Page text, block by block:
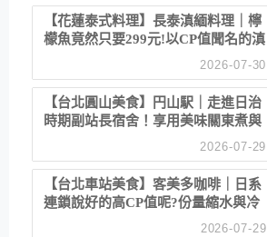
【花蓮泰式料理】長泰滇緬料理｜檸
檬魚竟然只要299元!以CP值聞名的滇
2026-07-30
【台北圓山美食】円山駅｜走進日治
時期副站長宿舍！享用美味關東煮與
2026-07-29
【台北車站美食】客美多咖啡｜日系
連鎖說好的高CP值呢?份量縮水與冷
2026-07-29